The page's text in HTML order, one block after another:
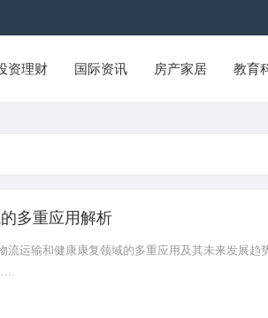
资理财 国际资讯 房产家居 教育
多重应用解析
运输和健康康复领域的多重应用及其未来发展趋